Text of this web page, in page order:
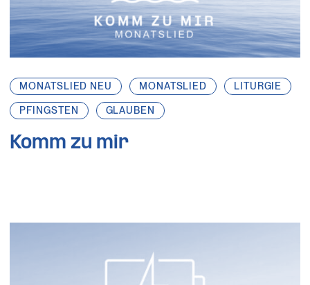
MONATSLIED NEU MONATSLIED LITURGIE
PFINGSTEN GLAUBEN
Komm zu mir